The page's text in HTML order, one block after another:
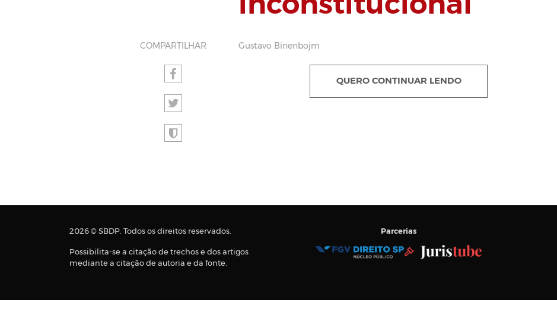
COMPARTILHAR Gustavo Binenbojm
QUERO CONTINUAR LENDO
2026 © SBDP. Todos os direitos reservados.
Possibilita-se a citação de trechos e dos artigos
mediante a citação de autoria e da fonte.
Parcerias